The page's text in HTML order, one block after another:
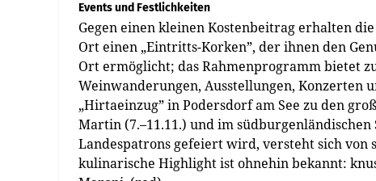
Events und Festlichkeiten
Gegen einen kleinen Kostenbeitrag erhalten
Ort einen „Eintritts-Korken”, der ihnen den
Ort ermöglicht; das Rahmenprogramm bietet
Weinwanderungen, Ausstellungen, Konzerten
„Hirtaeinzug” in Podersdorf am See zu den
Martin (7.–11.11.) und im südburgenländischen
Landespatrons gefeiert wird, versteht sich
kulinarische Highlight ist ohnehin bekannt: